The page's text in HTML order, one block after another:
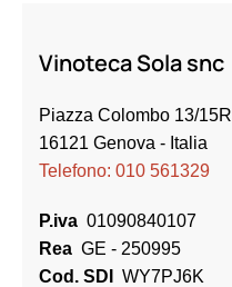
Vinoteca Sola snc
Piazza Colombo 13/15R
16121 Genova - Italia
Telefono: 010 561329
P.iva 01090840107
Rea GE - 250995
Cod. SDI
WY7PJ6K